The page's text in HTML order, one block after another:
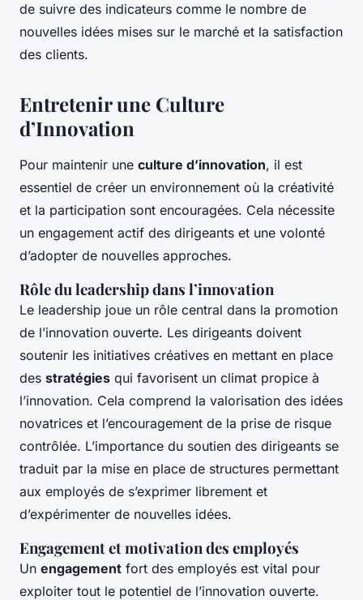
de suivre des indicateurs comme le nombre de
nouvelles idées mises sur le marché et la satisfaction
des clients.
Entretenir une Culture
d’Innovation
Pour maintenir une culture d’innovation, il est
essentiel de créer un environnement où la créativité
et la participation sont encouragées. Cela nécessite
un engagement actif des dirigeants et une volonté
d’adopter de nouvelles approches.
Rôle du leadership dans l’innovation
Le leadership joue un rôle central dans la promotion
de l’innovation ouverte. Les dirigeants doivent
soutenir les initiatives créatives en mettant en place
des stratégies qui favorisent un climat propice à
l’innovation. Cela comprend la valorisation des idées
novatrices et l’encouragement de la prise de risque
contrôlée. L’importance du soutien des dirigeants se
traduit par la mise en place de structures permettant
aux employés de s’exprimer librement et
d’expérimenter de nouvelles idées.
Engagement et motivation des employés
Un engagement fort des employés est vital pour
exploiter tout le potentiel de l’innovation ouverte.